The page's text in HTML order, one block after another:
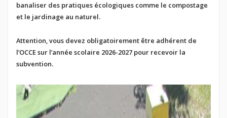
banaliser des pratiques écologiques comme le compostage
et le jardinage au naturel.
Attention, vous devez obligatoirement être adhérent de
l’OCCE sur l’année scolaire 2026-2027 pour recevoir la
subvention.